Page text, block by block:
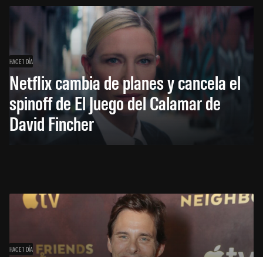
HACE 1 DÍA
Netflix cambia de planes y cancela el
spinoff de El Juego del Calamar de
David Fincher
HACE 1 DÍA